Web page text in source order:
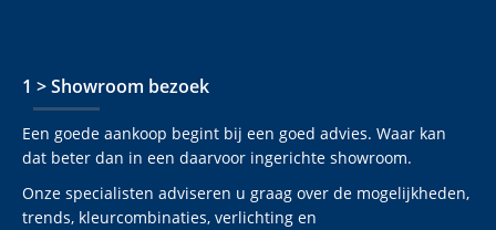
1 > Showroom bezoek
Een goede aankoop begint bij een goed advies. Waar kan
dat beter dan in een daarvoor ingerichte showroom.
Onze specialisten adviseren u graag over de mogelijkheden,
trends, kleurcombinaties, verlichting en